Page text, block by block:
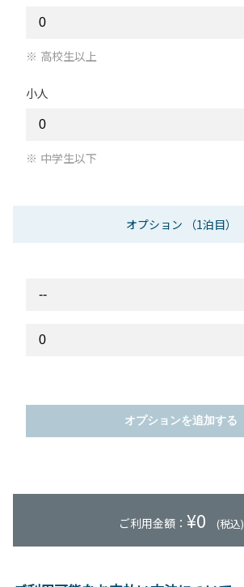
高校生以上
小人
中学生以下
オプション （1泊目）
オプションを追加する
ご利用金額： ¥0 (税込)